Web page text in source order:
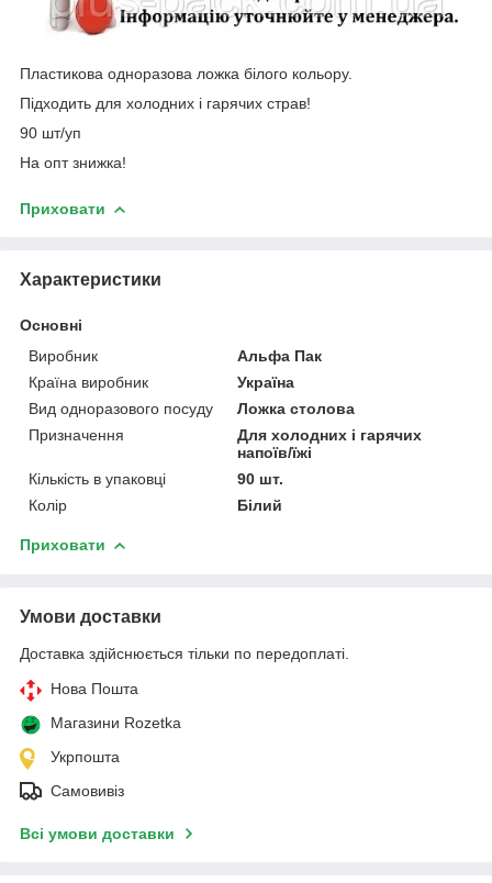
Пластикова одноразова ложка білого кольору.
Підходить для холодних і гарячих страв!
90 шт/уп
На опт знижка!
Приховати
Характеристики
Основні
Виробник
Альфа Пак
Країна виробник
Україна
Вид одноразового посуду
Ложка столова
Призначення
Для холодних і гарячих
напоїв/їжі
Кількість в упаковці
90 шт.
Колір
Білий
Приховати
Умови доставки
Доставка здійснюється тільки по передоплаті.
Нова Пошта
Магазини Rozetka
Укрпошта
Самовивіз
Всі умови доставки